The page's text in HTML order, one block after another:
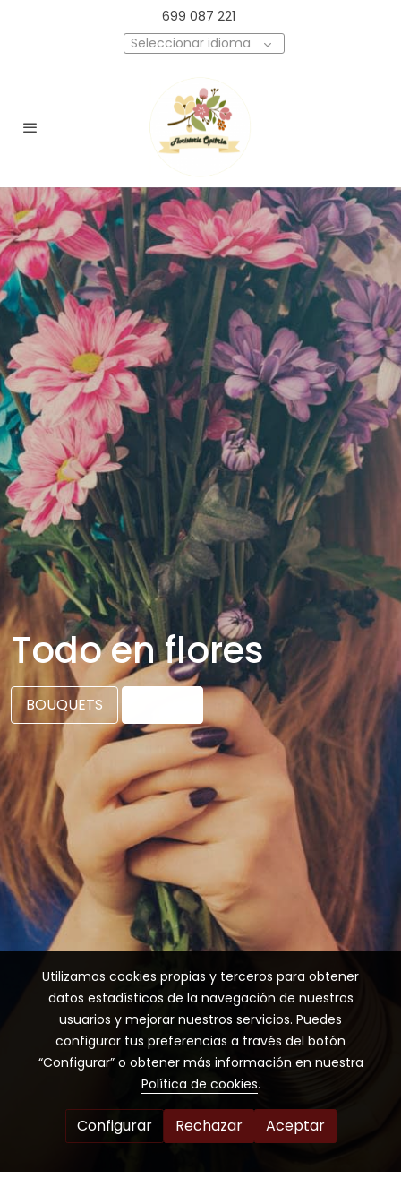
699 087 221
Seleccionar idioma
Todo en flores
BOUQUETS
Utilizamos cookies propias y terceros para obtener
datos estadísticos de la navegación de nuestros
usuarios y mejorar nuestros servicios. Puedes
configurar tus preferencias a través del botón
“Configurar” o obtener más información en nuestra
Política de cookies.
Configurar Rechazar Aceptar